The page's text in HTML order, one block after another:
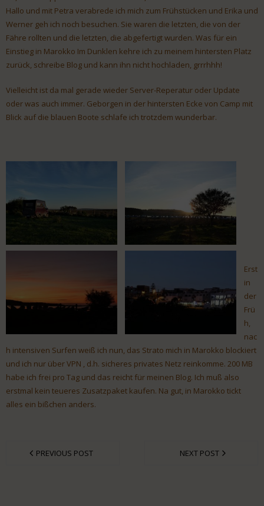
Hallo und mit Petra verabrede ich mich zum Frühstücken und Erika und
Werner geh ich noch besuchen. Sie waren die letzten, die von der
Fähre rollten und die letzten, die abgefertigt wurden. Was für ein
Einstieg in Marokko Im Dunklen kehre ich zu meinem hintersten Platz
zurück, schreibe Blog und kann ihn nicht hochladen, grrrhhh!
Vielleicht ist da mal gerade wieder Server-Reperatur oder Update
oder was auch immer. Geborgen in der hintersten Ecke von Camp mit
Blick auf die blauen Boote schlafe ich trotzdem wunderbar.
Erst
in
der
Frü
h,
nac
h intensiven Surfen weiß ich nun, das Strato mich in Marokko blockiert
und ich nur über VPN , d.h. sicheres privates Netz reinkomme. 200 MB
habe ich frei pro Tag und das reicht für meinen Blog. Ich muß also
erstmal kein teueres Zusatzpaket kaufen. Na gut, in Marokko tickt
alles ein bißchen anders.
PREVIOUS POST NEXT POST